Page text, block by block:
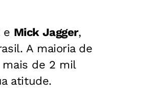
e Mick Jagger,
A maioria de
mais de 2 mil
atitude.